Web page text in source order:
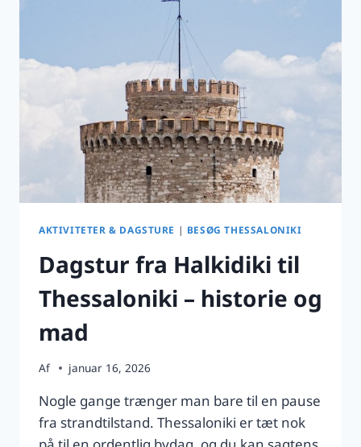
AKTIVITETER & DAGSTURE | BESØG THESSALONIKI
Dagstur fra Halkidiki til
Thessaloniki – historie og
mad
Af januar 16, 2026
Nogle gange trænger man bare til en pause
fra strandtilstand. Thessaloniki er tæt nok